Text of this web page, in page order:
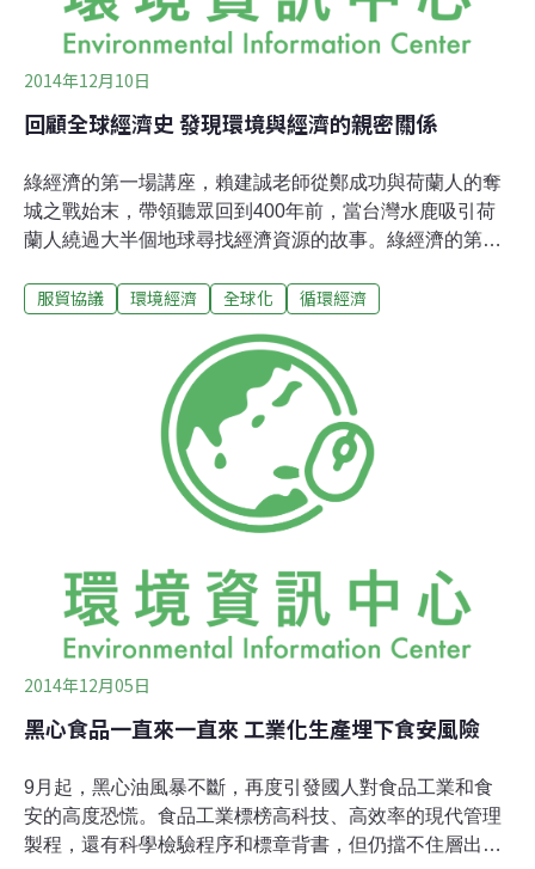
2014年12月10日
回顧全球經濟史 發現環境與經濟的親密關係
綠經濟的第一場講座，賴建誠老師從鄭成功與荷蘭人的奪
城之戰始末，帶領聽眾回到400年前，當台灣水鹿吸引荷
蘭人繞過大半個地球尋找經濟資源的故事。綠經濟的第二
間內，為大家梳理出清楚脈絡，從荷蘭人遠征亞洲前後的
座聽下來，讀者可以清楚的了解數百年來，全球經濟如何
又為何從區域擴展到洲際，而台灣在波濤洶湧的全球化發
展下如何受到影響。全球貿易起點：大航海時代劉瑞華認
為1453年是全球經濟史的關鍵年份，那一年，回教勢力從
傳統基督教派手中奪下了拜占庭（現土耳其伊斯坦堡），
截斷了東西方交通貿易的傳統道路，原本往東傾斜的歐洲
發展重心，被迫移轉到大西洋沿岸國家，以海路替代陸路
蘭等國因著地利之便，成為大航海時代的先驅，並因此發
現的美洲新大陸。
服貿協議 環境經濟 全球化 循環經濟
2014年12月05日
黑心食品一直來一直來 工業化生產埋下食安風險
9月起，黑心油風暴不斷，再度引發國人對食品工業和食
安的高度恐慌。食品工業標榜高科技、高效率的現代管理
製程，還有科學檢驗程序和標章背書，但仍擋不住層出不